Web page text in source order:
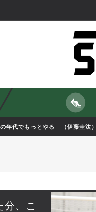
年代でもっとやる」（伊藤圭汰）
分、こ